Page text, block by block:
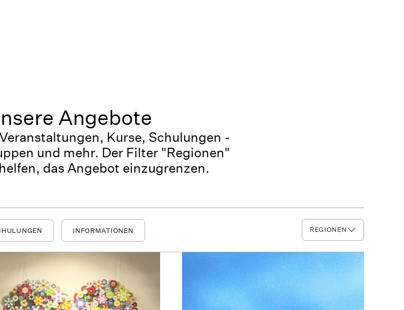
Angebote
Kurse, Schulungen -
und mehr. Der Filter "Regionen"
das Angebot einzugrenzen.
INFORMATIONEN REGIONEN